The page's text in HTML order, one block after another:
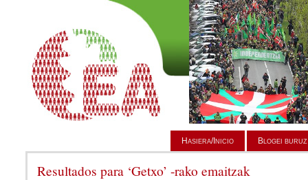
Hasiera/Inicio Blogei
Resultados para ‘Getxo’ -rako emaitzak